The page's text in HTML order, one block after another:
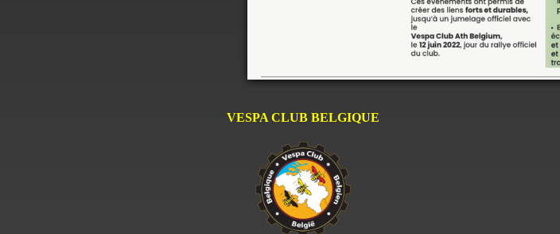
VESPA CLUB BELGIQUE